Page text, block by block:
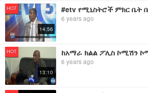
HOT
14:56
6 years ago
HOT
13:10
6 years ago